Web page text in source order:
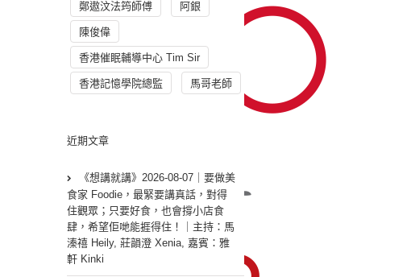
鄭遨汶法筠師傅 阿銀
陳俊偉
香港催眠輔導中心 Tim Sir
香港記憶學院總監 馬哥老師
近期文章
《想講就講》2026-08-07｜要做美
食家 Foodie，最緊要講真話，對得
住觀眾；只要好食，也會撐小店食
肆，希望佢哋能捱得住！｜主持：馬
溱禧 Heily, 莊韻澄 Xenia, 嘉賓：雅
軒 Kinki